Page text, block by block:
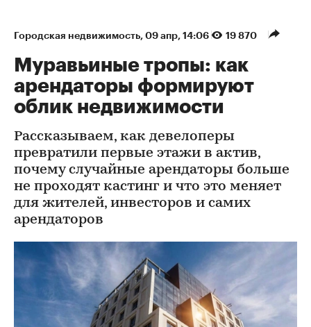
Городская недвижимость 09 апр, 14:06 19 870
Муравьиные тропы: как
арендаторы формируют
облик недвижимости
Рассказываем, как девелоперы
превратили первые этажи в актив,
почему случайные арендаторы больше
не проходят кастинг и что это меняет
для жителей, инвесторов и самих
арендаторов